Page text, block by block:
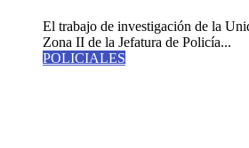
El trabajo de investigación de la
Zona II de la Jefatura de Policía...
POLICIALES